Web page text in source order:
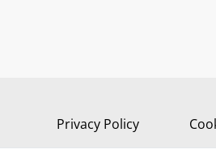
Privacy Policy